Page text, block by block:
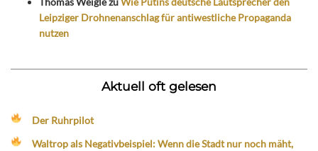
Leipziger Drohnenanschlag für antiwestliche Propaganda
nutzen
Aktuell oft gelesen
Der Ruhrpilot
Waltrop als Negativbeispiel: Wenn die Stadt nur noch mäht,